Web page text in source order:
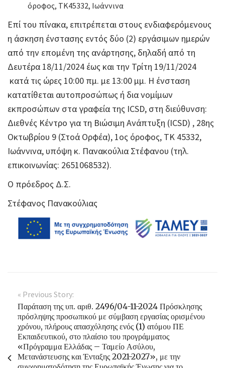
όροφος, ΤΚ45332, Ιωάννινα
Επί του πίνακα, επιτρέπεται στους ενδιαφερόμενους
η άσκηση ένστασης εντός δύο (2) εργάσιμων ημερών
από την επομένη της ανάρτησης, δηλαδή από τη
Δευτέρα 18/11/2024 έως και την Τρίτη 19/11/2024
κατά τις ώρες 10:00 πμ. με 13:00 μμ. Η ένσταση
κατατίθεται αυτοπροσώπως ή δια νομίμων
εκπροσώπων στα γραφεία της ICSD, στη διεύθυνση:
Διεθνές Κέντρο για τη Βιώσιμη Ανάπτυξη (ICSD) , 28ης
Οκτωβρίου 9 (Στοά Ορφέα), 1ος όροφος, ΤΚ 45332,
Ιωάννινα, υπόψη κ. Πανακούλια Στέφανου (τηλ.
επικοινωνίας: 2651068532).
Ο πρόεδρος Δ.Σ.
Στέφανος Πανακούλιας
« Previous Story:
Παράταση της υπ. αριθ. 2496/04-11-2024 Πρόσκλησης
πρόσληψης προσωπικού με σύμβαση εργασίας ορισμένου
χρόνου, πλήρους απασχόλησης ενός (1) ατόμου ΠΕ
Εκπαιδευτικού, στο πλαίσιο του προγράμματος
«Πρόγραμμα Ελλάδας – Ταμείο Ασύλου,
Μετανάστευσης και Ένταξης 2021-2027», με την